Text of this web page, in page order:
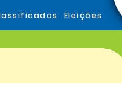
Eleições